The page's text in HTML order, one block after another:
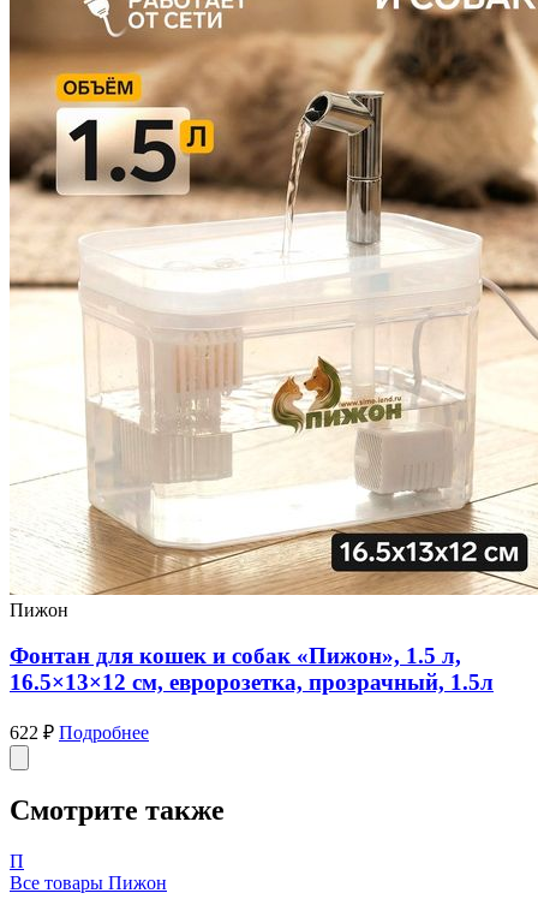
Пижон
Фонтан для кошек и собак «Пижон», 1.5 л,
16.5×13×12 см, евророзетка, прозрачный, 1.5л
622 ₽ Подробнее
Смотрите также
П
Все товары Пижон